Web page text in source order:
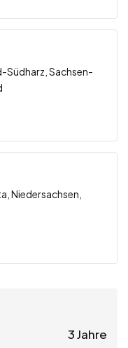
Südharz, Sachsen-
Niedersachsen,
3 Jahre